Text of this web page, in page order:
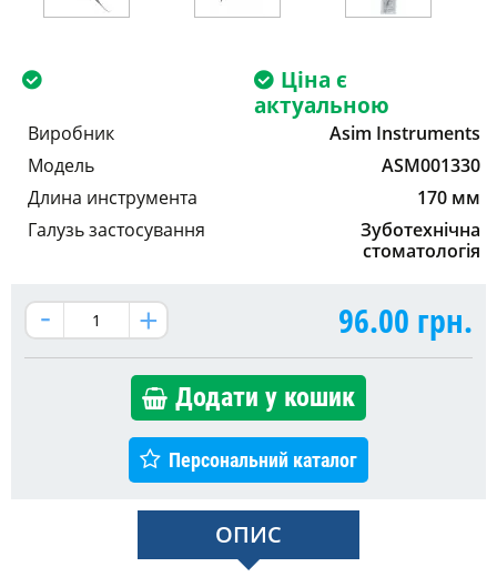
Ціна є
актуальною
Виробник
Asim Instruments
Модель
ASM001330
Длина инструмента
170 мм
Галузь застосування
Зуботехнічна
стоматологія
96.00 грн.
Додати у кошик
Персональний каталог
ОПИС